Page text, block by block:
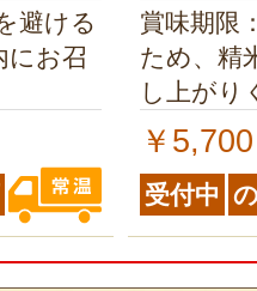
避ける
にお召
賞味期限
ため、精
し上がり
￥5,700
受付中